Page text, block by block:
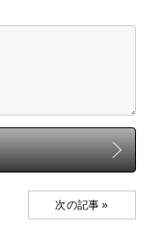
次の記事 »